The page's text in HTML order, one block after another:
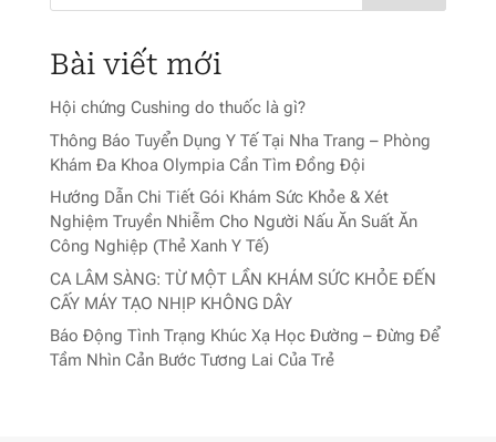
Bài viết mới
Hội chứng Cushing do thuốc là gì?
Thông Báo Tuyển Dụng Y Tế Tại Nha Trang – Phòng
Khám Đa Khoa Olympia Cần Tìm Đồng Đội
Hướng Dẫn Chi Tiết Gói Khám Sức Khỏe & Xét
Nghiệm Truyền Nhiễm Cho Người Nấu Ăn Suất Ăn
Công Nghiệp (Thẻ Xanh Y Tế)
CA LÂM SÀNG: TỪ MỘT LẦN KHÁM SỨC KHỎE ĐẾN
CẤY MÁY TẠO NHỊP KHÔNG DÂY
Báo Động Tình Trạng Khúc Xạ Học Đường – Đừng Để
Tầm Nhìn Cản Bước Tương Lai Của Trẻ